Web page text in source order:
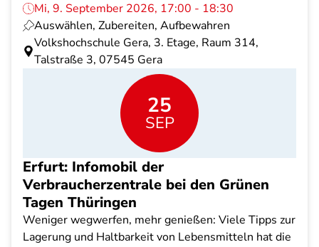
Mi, 9. September 2026, 17:00 - 18:30
Auswählen, Zubereiten, Aufbewahren
Volkshochschule Gera, 3. Etage, Raum 314,
Talstraße 3, 07545 Gera
25
SEP
Erfurt: Infomobil der
Verbraucherzentrale bei den Grünen
Tagen Thüringen
Weniger wegwerfen, mehr genießen: Viele Tipps zur
Lagerung und Haltbarkeit von Lebensmitteln hat die